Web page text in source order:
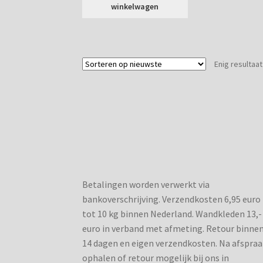
winkelwagen
Enig resultaat
Betalingen worden verwerkt via
bankoverschrijving. Verzendkosten 6,95 euro
tot 10 kg binnen Nederland. Wandkleden 13,-
euro in verband met afmeting. Retour
14 dagen en eigen verzendkosten. Na
ophalen of retour mogelijk bij ons in